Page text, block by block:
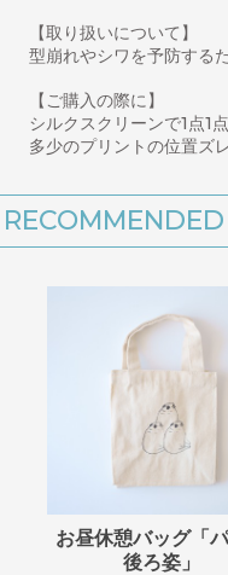
【取り扱いについて】
型崩れやシワを予防する
【ご購入の際に】
シルクスクリーンで1点1
多少のプリントの位置ズ
お昼休憩バッグ「
後ろ姿」